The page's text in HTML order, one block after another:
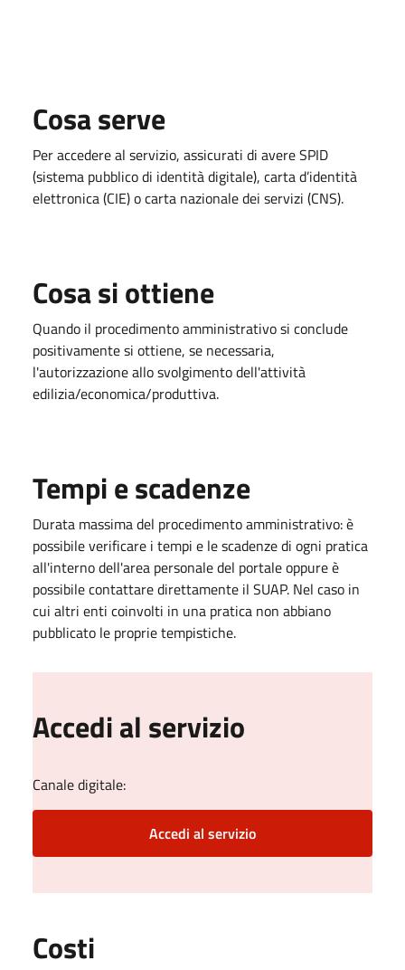
Cosa serve
Per accedere al servizio, assicurati di avere SPID
(sistema pubblico di identità digitale), carta d’identità
elettronica (CIE) o carta nazionale dei servizi (CNS).
Cosa si ottiene
Quando il procedimento amministrativo si conclude
positivamente si ottiene, se necessaria,
l'autorizzazione allo svolgimento dell'attività
edilizia/economica/produttiva.
Tempi e scadenze
Durata massima del procedimento amministrativo: è
possibile verificare i tempi e le scadenze di ogni pratica
all'interno dell'area personale del portale oppure è
possibile contattare direttamente il SUAP. Nel caso in
cui altri enti coinvolti in una pratica non abbiano
pubblicato le proprie tempistiche.
Accedi al servizio
Canale digitale:
Accedi al servizio
Costi